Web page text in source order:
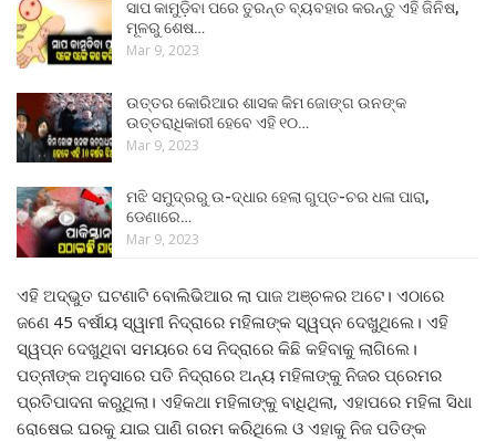
ସାପ କାମୁଡ଼ିବା ପରେ ତୁରନ୍ତ ବ୍ୟବହାର କରନ୍ତୁ ଏହି ଜିନିଷ,
ମୂଳରୁ ଶେଷ…
Mar 9, 2023
ଉତ୍ତର କୋରିଆର ଶାସକ କିମ ଜୋଙ୍ଗ ଉନଙ୍କ
ଉତ୍ତରାଧିକାରୀ ହେବେ ଏହି ୧୦…
Mar 9, 2023
ମଝି ସମୁଦ୍ରରୁ ଉ-ଦ୍ଧାର ହେଲା ଗୁପ୍ତ-ଚର ଧଳା ପାରା,
ଡେଣାରେ…
Mar 9, 2023
ଏହି ଅଦ୍ଭୁତ ଘଟଣାଟି ବୋଲିଭିଆର ଲା ପାଜ ଅଞ୍ଚଳର ଅଟେ। ଏଠାରେ
ଜଣେ 45 ବର୍ଷୀୟ ସ୍ୱାମୀ ନିଦ୍ରାରେ ମହିଳାଙ୍କ ସ୍ୱପ୍ନ ଦେଖୁଥିଲେ। ଏହି
ସ୍ୱପ୍ନ ଦେଖୁଥିବା ସମୟରେ ସେ ନିଦ୍ରାରେ କିଛି କହିବାକୁ ଲାଗିଲେ।
ପତ୍ନୀଙ୍କ ଅନୁସାରେ ପତି ନିଦ୍ରାରେ ଅନ୍ୟ ମହିଳାଙ୍କୁ ନିଜର ପ୍ରେମର
ପ୍ରତିପାଦନା କରୁଥିଲା। ଏହିକଥା ମହିଳାଙ୍କୁ ବାଧିଥିଲା, ଏହାପରେ ମହିଳା ସିଧା
ରୋଷେଇ ଘରକୁ ଯାଇ ପାଣି ଗରମ କରିଥିଲେ ଓ ଏହାକୁ ନିଜ ପତିଙ୍କ